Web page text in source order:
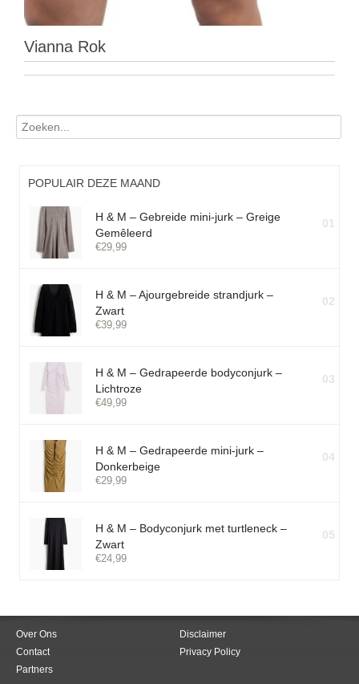
Vianna Rok
POPULAIR DEZE MAAND
H & M – Gebreide mini-jurk – Greige
Gemêleerd
€29,99
01
H & M – Ajourgebreide strandjurk –
Zwart
€39,99
02
H & M – Gedrapeerde bodyconjurk –
Lichtroze
€49,99
03
H & M – Gedrapeerde mini-jurk –
Donkerbeige
€29,99
04
H & M – Bodyconjurk met turtleneck –
Zwart
€24,99
05
Over Ons
Disclaimer
Contact
Privacy Policy
Partners